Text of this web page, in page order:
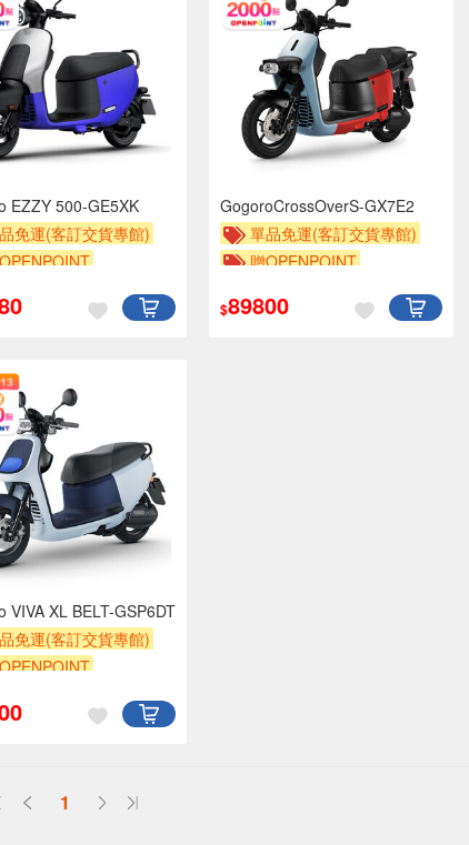
EZZY 500-GE5XK
免運(客訂交貨專館)
GogoroCrossOverS-GX7E2
單品免運(客訂交貨專館)
贈OPENPOINT
$89800
VIVA XL BELT-GSP6DT
免運(客訂交貨專館)
1